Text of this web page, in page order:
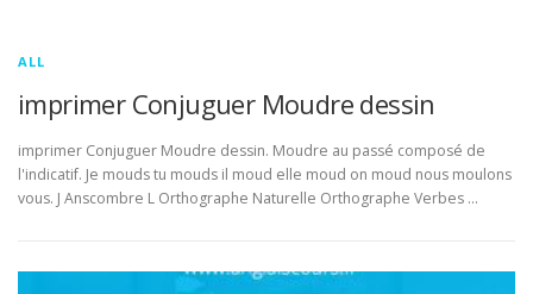
ALL
imprimer Conjuguer Moudre dessin
imprimer Conjuguer Moudre dessin. Moudre au passé composé de
l'indicatif. Je mouds tu mouds il moud elle moud on moud nous moulons
vous. J Anscombre L Orthographe Naturelle Orthographe Verbes …